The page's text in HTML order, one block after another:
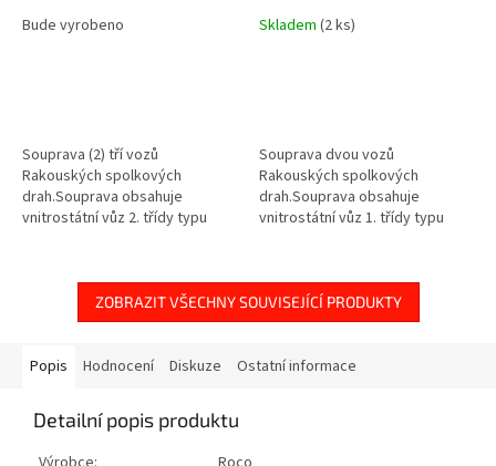
Bude vyrobeno
Souprava (2) tří vozů
Rakouských spolkových
drah.Souprava obsahuje
vnitrostátní vůz 2. třídy typu
bufetovým...
Skladem (2 ks)
Souprava dvou vozů
Rakouských spolkových
drah.Souprava obsahuje
vnitrostátní vůz 1. třídy typu
Provozováno jako D 704; z
Vídeň...
ZOBRAZIT VŠECHNY SOUVISEJÍCÍ PRODUKTY
Popis Hodnocení Diskuze Ostatní informace
Detailní popis produktu